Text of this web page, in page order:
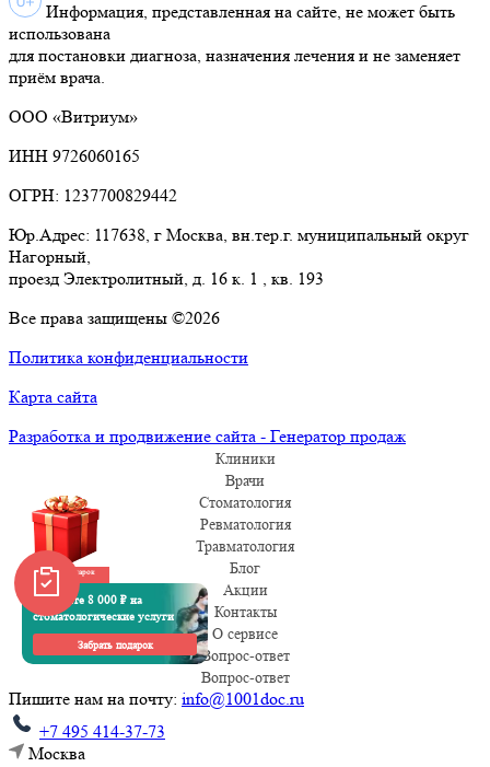
Информация, представленная на сайте, не может быть
использована
для постановки диагноза, назначения лечения и не заменяет
приём врача.
ООО «Витриум»
ИНН 9726060165
ОГРН: 1237700829442
Юр.Адрес: 117638, г Москва, вн.тер.г. муниципальный округ
Нагорный,
проезд Электролитный, д. 16 к. 1 , кв. 193
Все права защищены ©2026
Политика конфиденциальности
Карта сайта
Разработка и продвижение сайта - Генератор продаж
Клиники
Врачи
Стоматология
Ревматология
Травматология
Блог
Акции
Контакты
О сервисе
Вопрос-ответ
Вопрос-ответ
Пишите нам на почту: info@1001doc.ru
+7 495 414-37-73
Москва
Забрать подарок
Получите 8 000 ₽ на
стоматологические услуги
Забрать подарок